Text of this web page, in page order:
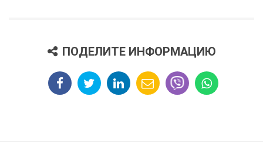
ПОДЕЛИТЕ ИНФОРМАЦИЮ